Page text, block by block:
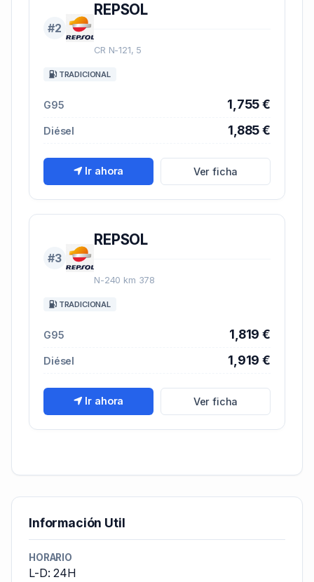
#2
REPSOL
CR N-121, 5
TRADICIONAL
G95 1,755 €
Diésel 1,885 €
Ir ahora Ver ficha
#3
REPSOL
N-240 km 378
TRADICIONAL
G95 1,819 €
Diésel 1,919 €
Ir ahora Ver ficha
Información Util
HORARIO
L-D: 24H